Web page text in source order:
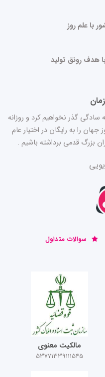
با علم روز
هدف رونق تولید
سادگی گذر نخواهیم کرد و روزانه
را به رایگان در اختیار عام
بزرگ قدمی برداشته باشیم .
سوالات متداول
مالکیت معنوی
53771339111545